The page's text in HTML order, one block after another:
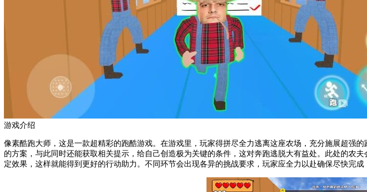
游戏介绍
像素酷跑大师，这是一款超精彩的跑酷游戏。在游戏里，玩家得拼尽全力逃离这座农场，充分施展超强
的方案，与此同时还能获取相关提示，给自己创造极为关键的条件，这对奔跑逃脱大有益处。此处的农
定效果，这样就能得到更好的行动助力。不同环节会出现各异的挑战要求，玩家应全力以赴确保尽快完